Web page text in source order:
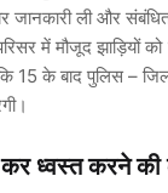
जानकारी ली और
परिसर में मौजूद
15 के बाद पुलिस –
ध्वस्त करने की